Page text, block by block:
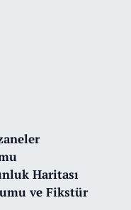
Haritası
ve Fikstür